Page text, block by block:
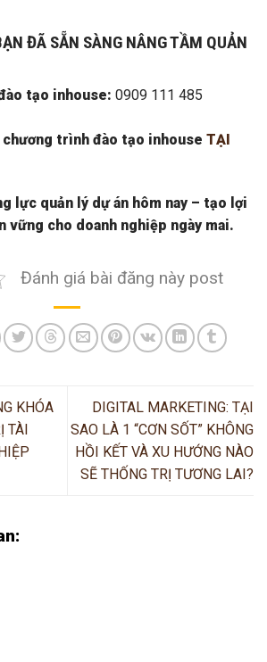
ĐÃ SẴN SÀNG NÂNG TẦM QUẢN
tạo inhouse: 0909 111 485
chương trình đào tạo inhouse TẠI
lực quản lý dự án hôm nay – tạo lợi
vững cho doanh nghiệp ngày mai.
Đánh giá bài đăng này post
KHÓA
TÀI
DIGITAL MARKETING: TẠI
SAO LÀ 1 “CƠN SỐT” KHÔNG
HỒI KẾT VÀ XU HƯỚNG NÀO
SẼ THỐNG TRỊ TƯƠNG LAI?